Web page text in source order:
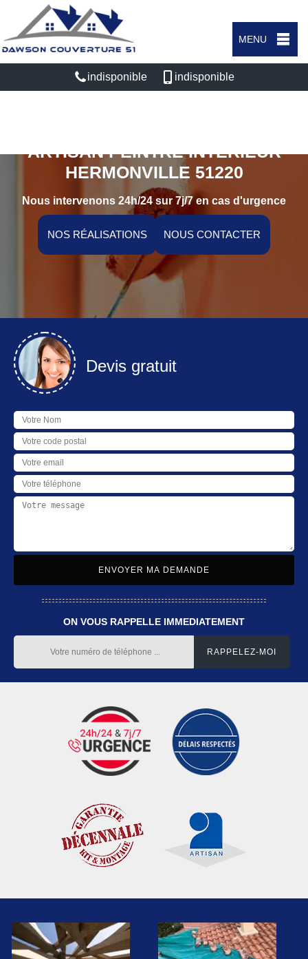
MENU
indisponible indisponible
ARTISAN PEINTRE INTÉRIEUR
HERMONVILLE 51220
Nous intervenons 24h/24 sur 7j/7 en cas d'urgence
NOS RÉALISATIONS NOUS CONTACTER
Devis gratuit
ON VOUS RAPPELLE IMMEDIATEMENT